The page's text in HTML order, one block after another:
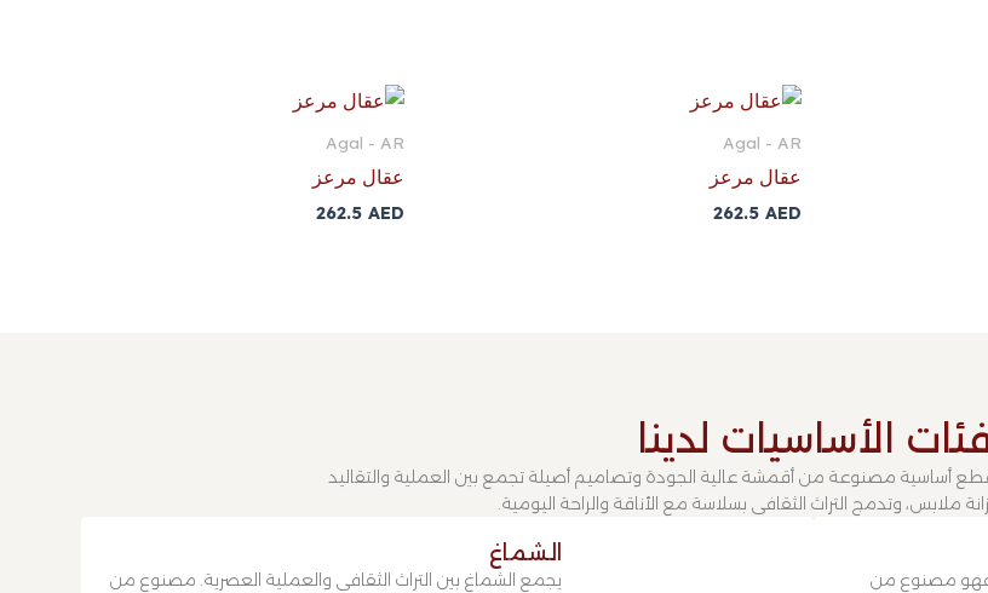
Agal - AR
عقال مرعز
262.5 AED
Agal - AR
عقال مرعز
262.5AED
الأساسيات لدينا
أساسية مصنوعة من أقمشة عالية الجودة وتصاميم أصيلة تجمع بين العملية والتقاليد
ملابس، وتدمج التراث الثقافي بسلاسة مع الأناقة والراحة اليومية.
فهو مصنوع من
الشماغ
يجمع الشماغ بين التراث الثقافي والعملية العصرية. مصنوع من